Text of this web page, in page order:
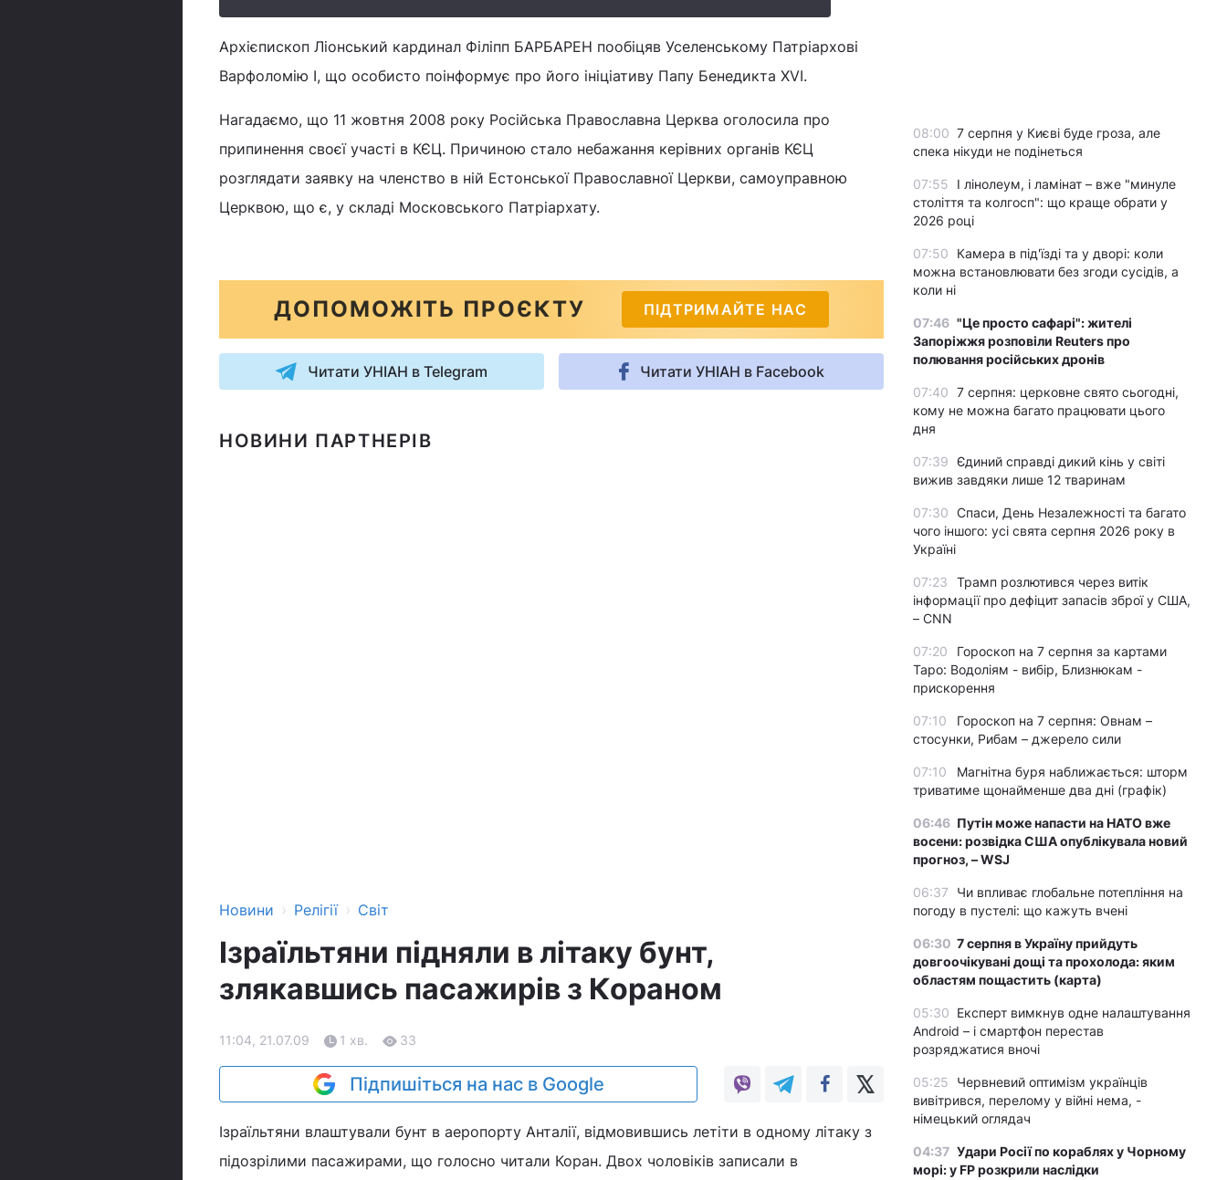
Архієпископ Ліонський кардинал Філіпп БАРБАРЕН пообіцяв Уселенському Патріархові
Варфоломію I, що особисто поінформує про його ініціативу Папу Бенедикта XVI.
Нагадаємо, що 11 жовтня 2008 року Російська Православна Церква оголосила про
припинення своєї участі в КЄЦ. Причиною стало небажання керівних органів КЄЦ
розглядати заявку на членство в ній Естонської Православної Церкви, самоуправною
Церквою, що є, у складі Московського Патріархату.
ДОПОМОЖІТЬ ПРОЄКТУ ПІДТРИМАЙТЕ НАС
Читати УНІАН в Telegram Читати УНІАН в Facebook
НОВИНИ ПАРТНЕРІВ
Новини › Релігії › Світ
Ізраїльтяни підняли в літаку бунт,
злякавшись пасажирів з Кораном
11:04, 21.07.09 1 хв. 33
Підпишіться на нас в Google
Ізраїльтяни влаштували бунт в аеропорту Анталії, відмовившись летіти в одному літаку з
підозрілими пасажирами, що голосно читали Коран. Двох чоловіків записали в
08:00 7 серпня у Києві буде гроза, але
спека нікуди не подінеться
07:55
І лінолеум, і ламінат – вже "минуле
століття та колгосп": що краще обрати у
2026 році
07:50
Камера в під'їзді та у дворі: коли
можна встановлювати без згоди сусідів, а
коли ні
07:46 "Це просто сафарі": жителі
Запоріжжя розповіли Reuters про
полювання російських дронів
07:40 7 серпня: церковне свято сьогодні,
кому не можна багато працювати цього
дня
07:39 Єдиний справді дикий кінь у світі
вижив завдяки лише 12 тваринам
07:30 Спаси, День Незалежності та багато
чого іншого: усі свята серпня 2026 року в
Україні
07:23
Трамп розлютився через витік
інформації про дефіцит запасів зброї у США,
– CNN
07:20
Гороскоп на 7 серпня за картами
Таро: Водоліям - вибір, Близнюкам -
прискорення
07:10
Гороскоп на 7 серпня: Овнам –
стосунки, Рибам – джерело сили
07:10
Магнітна буря наближається: шторм
триватиме щонайменше два дні (графік)
06:46 Путін може напасти на НАТО вже
восени: розвідка США опублікувала новий
прогноз, – WSJ
06:37
Чи впливає глобальне потепління на
погоду в пустелі: що кажуть вчені
06:30 7 серпня в Україну прийдуть
довгоочікувані дощі та прохолода: яким
областям пощастить (карта)
05:30 Експерт вимкнув одне налаштування
Android – і смартфон перестав
розряджатися вночі
05:25
Червневий оптимізм українців
вивітрився, перелому у війні нема, -
німецький оглядач
04:37 Удари Росії по кораблях у Чорному
морі: у FP розкрили наслідки